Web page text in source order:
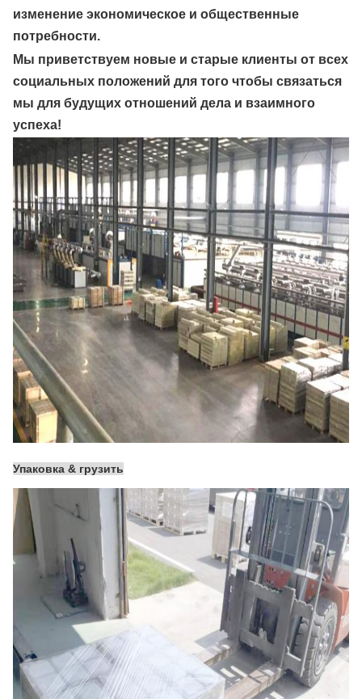
изменение экономическое и общественные
потребности.
Мы приветствуем новые и старые клиенты от всех
социальных положений для того чтобы связаться
мы для будущих отношений дела и взаимного
успеха!
Упаковка & грузить